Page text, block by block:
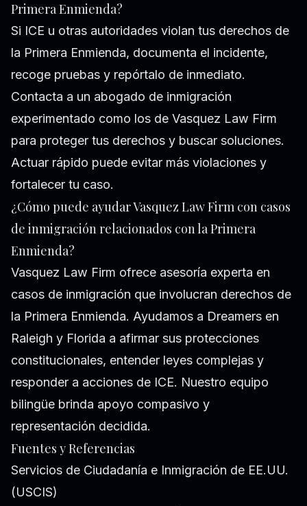
Primera Enmienda?
Si ICE u otras autoridades violan tus derechos de
la Primera Enmienda, documenta el incidente,
recoge pruebas y repórtalo de inmediato.
Contacta a un abogado de inmigración
experimentado como los de Vasquez Law Firm
para proteger tus derechos y buscar soluciones.
Actuar rápido puede evitar más violaciones y
fortalecer tu caso.
¿Cómo puede ayudar Vasquez Law Firm con casos
de inmigración relacionados con la Primera
Enmienda?
Vasquez Law Firm ofrece asesoría experta en
casos de inmigración que involucran derechos de
la Primera Enmienda. Ayudamos a Dreamers en
Raleigh y Florida a afirmar sus protecciones
constitucionales, entender leyes complejas y
responder a acciones de ICE. Nuestro equipo
bilingüe brinda apoyo compasivo y
representación decidida.
Fuentes y Referencias
Servicios de Ciudadanía e Inmigración de EE.UU.
(USCIS)